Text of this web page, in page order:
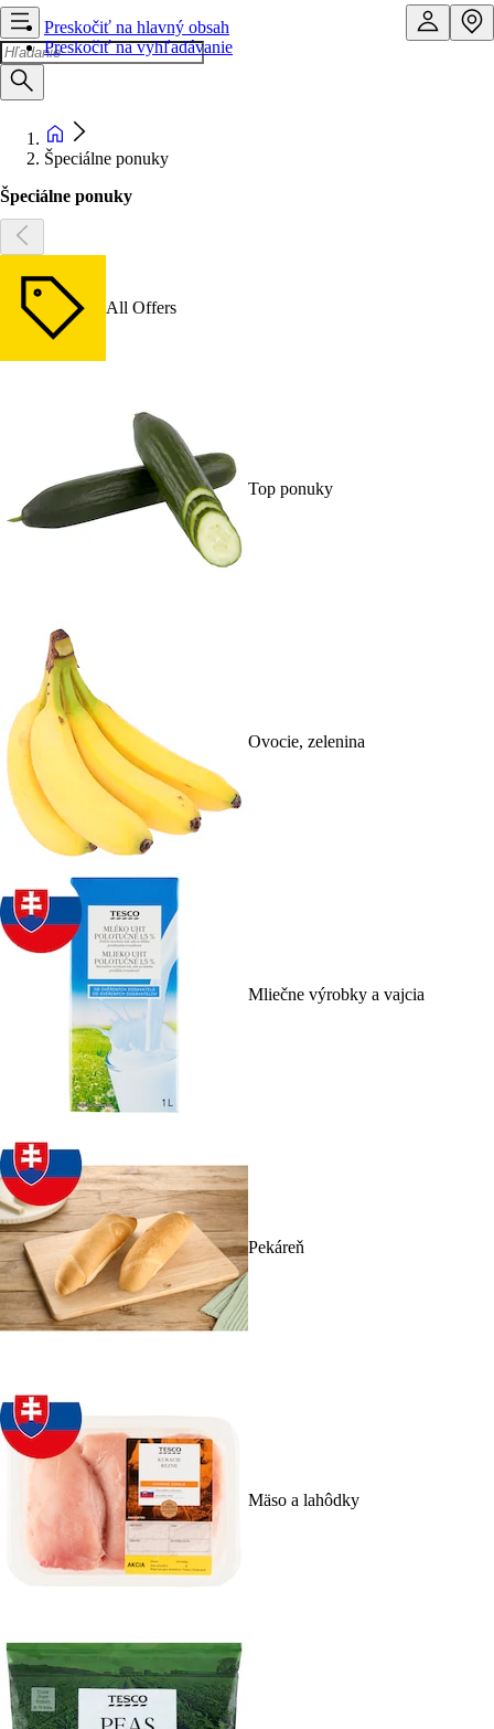
Preskočiť na hlavný obsah
Preskočiť na vyhľadávanie
Špeciálne ponuky
Špeciálne ponuky
All Offers
Top ponuky
Ovocie, zelenina
Mliečne výrobky a vajcia
Pekáreň
Mäso a lahôdky